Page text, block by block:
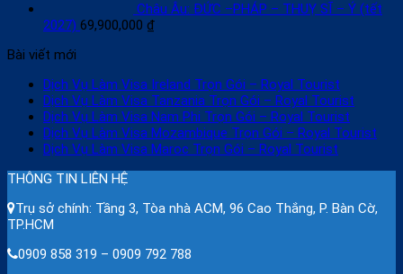
Châu Âu: ĐỨC –PHÁP – THUỴ SĨ – Ý (tết
2027) 69,900,000 ₫
Bài viết mới
Dịch Vụ Làm Visa Ireland Trọn Gói – Royal Tourist
Dịch Vụ Làm Visa Tanzania Trọn Gói – Royal Tourist
Dịch Vụ Làm Visa Nam Phi Trọn Gói – Royal Tourist
Dịch Vụ Làm Visa Mozambique Trọn Gói – Royal Tourist
Dịch Vụ Làm Visa Maroc Trọn Gói – Royal Tourist
THÔNG TIN LIÊN HỆ
Trụ sở chính: Tầng 3, Tòa nhà ACM, 96 Cao Thắng, P. Bàn Cờ,
TP.HCM
0909 858 319 – 0909 792 788